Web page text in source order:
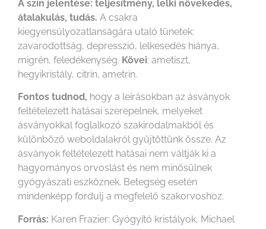
A szín jelentése: teljesítmény, lelki növekedés,
átalakulás, tudás. A csakra
kiegyensúlyozatlanságára utaló tünetek:
zavarodottság, depresszió, lelkesedés hiánya,
migrén, feledékenység. Kövei: ametiszt,
hegyikristály, citrin, ametrin.
Fontos tudnod, hogy a leírásokban az ásványok
feltételezett hatásai szerepelnek, melyeket
ásványokkal foglalkozó szakirodalmakból és
különböző weboldalakról gyűjtöttünk össze. Az
ásványok feltételezett hatásai nem váltják ki a
hagyományos orvoslást és nem minősülnek
gyógyászati eszköznek. Betegség esetén
mindenképp fordulj a megfelelő szakorvoshoz.
Forrás: Karen Frazier: Gyógyító kristályok, Michael